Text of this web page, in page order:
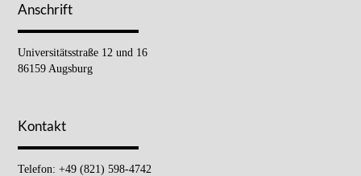
Anschrift
Universitätsstraße 12 und 16
86159 Augsburg
Kontakt
Telefon: +49 (821) 598-4742